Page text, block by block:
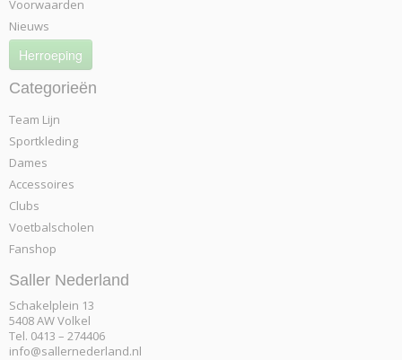
Voorwaarden
Nieuws
Herroeping
Categorieën
Team Lijn
Sportkleding
Dames
Accessoires
Clubs
Voetbalscholen
Fanshop
Saller Nederland
Schakelplein 13
5408 AW Volkel
Tel. 0413 – 274406
info@sallernederland.nl